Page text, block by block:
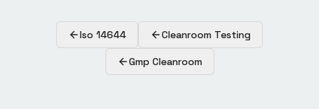
Cleanroom Testing
Iso 14644
Gmp Cleanroom